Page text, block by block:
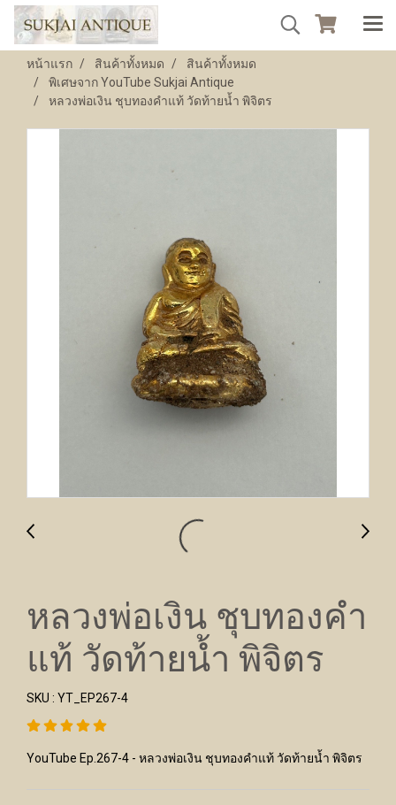
หน้าแรก สินค้าทั้งหมด
สินค้าทั้งหมด
พิเศษจาก YouTube Sukjai Antique
หลวงพ่อเงิน ชุบทองคำแท้ วัดท้ายน้ำ พิจิตร
หลวงพ่อเงิน ชุบทองคำ
แท้ วัดท้ายน้ำ พิจิตร
SKU : YT_EP267-4
YouTube Ep.267-4 - หลวงพ่อเงิน ชุบทองคำแท้ วัดท้ายน้ำ พิจิตร